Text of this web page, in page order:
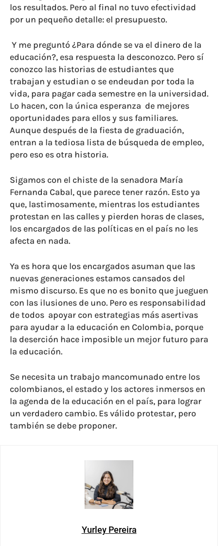
los resultados. Pero al final no tuvo efectividad
por un pequeño detalle: el presupuesto.
Y me preguntó ¿Para dónde se va el dinero de la
educación?, esa respuesta la desconozco. Pero sí
conozco las historias de estudiantes que
trabajan y estudian o se endeudan por toda la
vida, para pagar cada semestre en la universidad.
Lo hacen, con la única esperanza de mejores
oportunidades para ellos y sus familiares.
Aunque después de la fiesta de graduación,
entran a la tediosa lista de búsqueda de empleo,
pero eso es otra historia.
Sigamos con el chiste de la senadora María
Fernanda Cabal, que parece tener razón. Esto ya
que, lastimosamente, mientras los estudiantes
protestan en las calles y pierden horas de clases,
los encargados de las políticas en el país no les
afecta en nada.
Ya es hora que los encargados asuman que las
nuevas generaciones estamos cansados del
mismo discurso. Es que no es bonito que jueguen
con las ilusiones de uno. Pero es responsabilidad
de todos apoyar con estrategias más asertivas
para ayudar a la educación en Colombia, porque
la deserción hace imposible un mejor futuro para
la educación.
Se necesita un trabajo mancomunado entre los
colombianos, el estado y los actores inmersos en
la agenda de la educación en el país, para lograr
un verdadero cambio. Es válido protestar, pero
también se debe proponer.
Yurley Pereira